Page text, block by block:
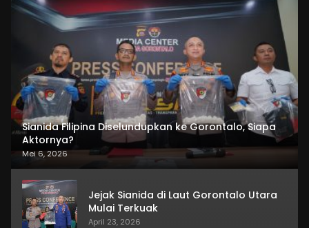
Sianida Filipina Diselundupkan ke Gorontalo, Siapa
Aktornya?
Mei 6, 2026
Jejak Sianida di Laut Gorontalo Utara
Mulai Terkuak
April 23, 2026